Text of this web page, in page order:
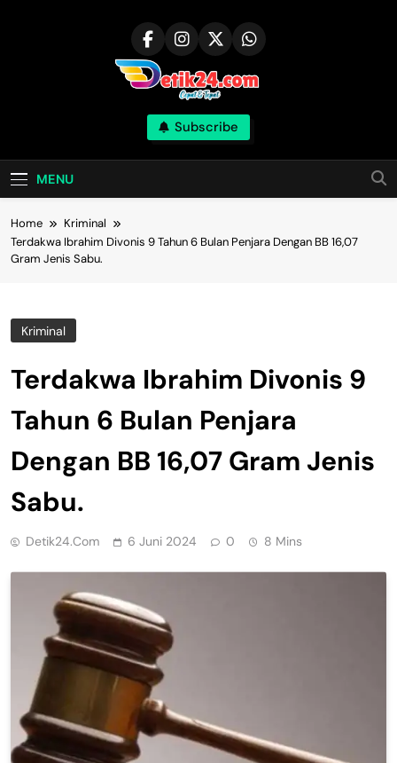
Subscribe
MENU
Home
Kriminal
Terdakwa Ibrahim Divonis 9 Tahun 6 Bulan Penjara Dengan BB 16,07
Gram Jenis Sabu.
Kriminal
Terdakwa Ibrahim Divonis 9
Tahun 6 Bulan Penjara
Dengan BB 16,07 Gram Jenis
Sabu.
Detik24.com 6 Juni 2024 0 8 Mins